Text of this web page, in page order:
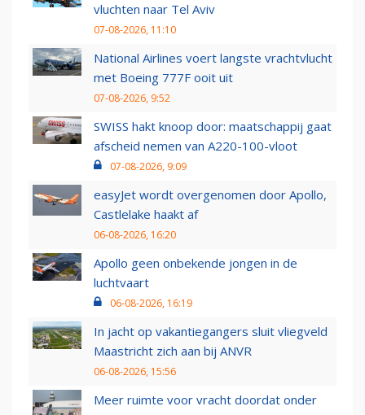
vluchten naar Tel Aviv
07-08-2026, 11:10
National Airlines voert langste vrachtvlucht
met Boeing 777F ooit uit
07-08-2026, 9:52
SWISS hakt knoop door: maatschappij gaat
afscheid nemen van A220-100-vloot
07-08-2026, 9:09
easyJet wordt overgenomen door Apollo,
Castlelake haakt af
06-08-2026, 16:20
Apollo geen onbekende jongen in de
luchtvaart
06-08-2026, 16:19
In jacht op vakantiegangers sluit vliegveld
Maastricht zich aan bij ANVR
06-08-2026, 15:56
Meer ruimte voor vracht doordat onder